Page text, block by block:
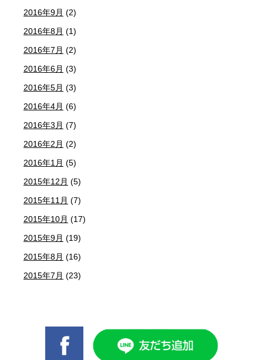
2016年9月 (2)
2016年8月 (1)
2016年7月 (2)
2016年6月 (3)
2016年5月 (3)
2016年4月 (6)
2016年3月 (7)
2016年2月 (2)
2016年1月 (5)
2015年12月 (5)
2015年11月 (7)
2015年10月 (17)
2015年9月 (19)
2015年8月 (16)
2015年7月 (23)